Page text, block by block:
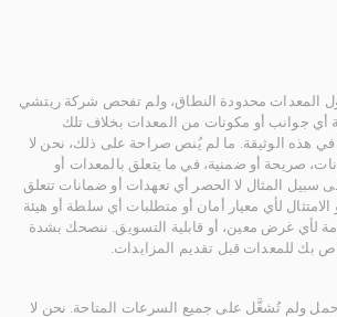
المعدات محدودة النطاق، ولم تفحص شركة ريتشي
أي جوانب أو مكونات من المعدات بخلاف تلك
هذه الوثيقة. ما لم يُنص صراحة على ذلك، نحن لا
صريحة أو ضمنية، في ما يتعلق بالمعدات أو
سبيل المثال لا الحصر أي تعهدات أو ضمانات تتعلق
الامتثال لأي معيار أمان أو متطلبات أي سلطة أو هيئة
لأي غرض معين، أو قابلية التسويق. ننصحك بشدة
بك للمعدات قبل تقديم المزايدات.
ولم تُشغَّل على جميع السرعات المتاحة. نحن لا